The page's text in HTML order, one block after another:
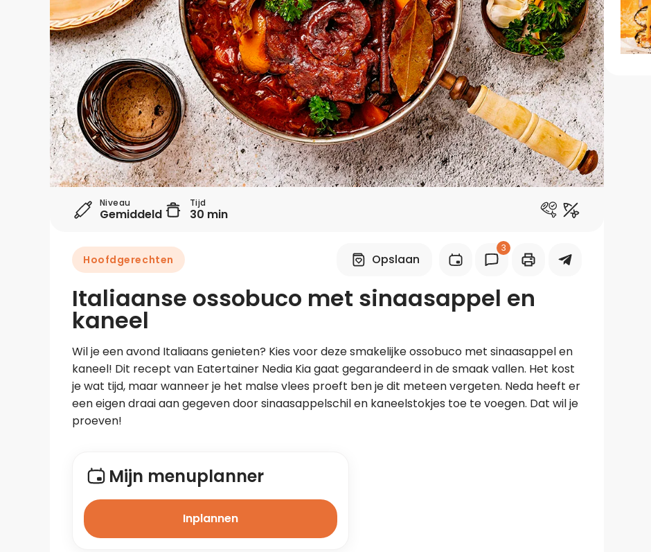
Midden-Oosters
Kooktips & blogs
Leer koken als een chef
Kooktips & blogs
Niveau
Gemiddeld
Tijd
30 min
Hoofdgerechten Opslaan
3
Italiaanse ossobuco met sinaasappel en
kaneel
Wil je een avond Italiaans genieten? Kies voor deze smakelijke ossobuco met sinaasappel en
kaneel! Dit recept van Eatertainer Nedia Kia gaat gegarandeerd in de smaak vallen. Het kost
je wat tijd, maar wanneer je het malse vlees proeft ben je dit meteen vergeten. Neda heeft er
een eigen draai aan gegeven door sinaasappelschil en kaneelstokjes toe te voegen. Dat wil je
proeven!
Mijn menuplanner
Inplannen